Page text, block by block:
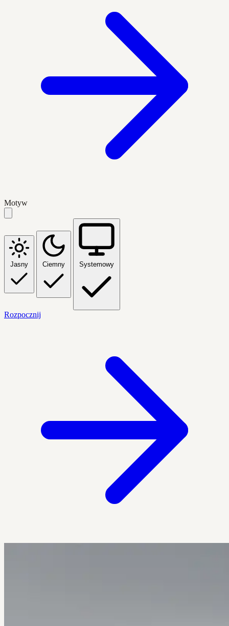
Motyw
Jasny Ciemny Systemowy
Rozpocznij